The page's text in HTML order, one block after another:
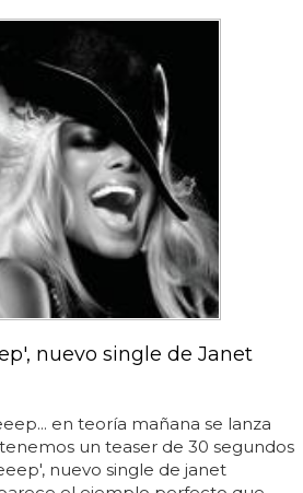
nuevo single de Janet
en teoría mañana se lanza
un teaser de 30 segundos
nuevo single de janet